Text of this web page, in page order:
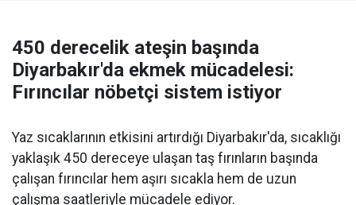
450 derecelik ateşin başında
Diyarbakır'da ekmek mücadelesi:
Fırıncılar nöbetçi sistem istiyor
Yaz sıcaklarının etkisini artırdığı Diyarbakır'da, sıcaklığı
yaklaşık 450 dereceye ulaşan taş fırınların başında
çalışan fırıncılar hem aşırı sıcakla hem de uzun
çalışma saatleriyle mücadele ediyor.